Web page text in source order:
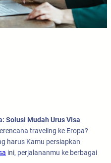
Solusi Mudah Urus Visa
traveling ke Eropa?
harus Kamu persiapkan
ini, perjalananmu ke berbagai